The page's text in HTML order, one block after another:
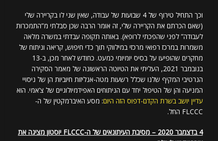
וכך התחיל טירוף של 4 שבועות של עבודה, שאין שני לו בקריירה שלי
(שאם הכרתם את הקריירה שלי, זה אומר הרבה שכן סבלתי מ”התמכרות
לעבודה” לפני שהפכתי לרופא). באותה תקופה עבדתי במשרה מלאה
משמרות במרכז רפואי מרכזי במילווקי תוך כדי חיפוש, קריאה וניתוח של
מחקרים שהופיעו על בסיס יומיומי כמעט. כחודש לאחר מכן, ב-13
בנובמבר 2021, העליתי את הטיוטה הראשונה של מאמר הסקירה
הנרטיבי המקיף שלנו שכלל רשעות מטה-אנליזות חיוביות הן של ניסויי
המניעה והן של הטיפול יחד עם הניתוחים האפידמיולוגיים של צ’אמי. הוא
עדיין יושב בשרת הקדם-דפוס הזה היום: מסע האיברמקטין של ה-
FLCCC החל.
4 בדצמבר 2020 – מסיבת העיתונאים של ה-FLCCC יוסטון מציגה את